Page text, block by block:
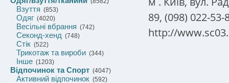
Взуття (853)
Одяг (4020)
Весільні вбрання (742)
Секонд-хенд (748)
Стік (522)
Трикотаж та вироби (344)
Інше (1203)
Відпочинок та Спорт (4047)
Активний відпочинок (592)
89, (098) 022-53-
http://